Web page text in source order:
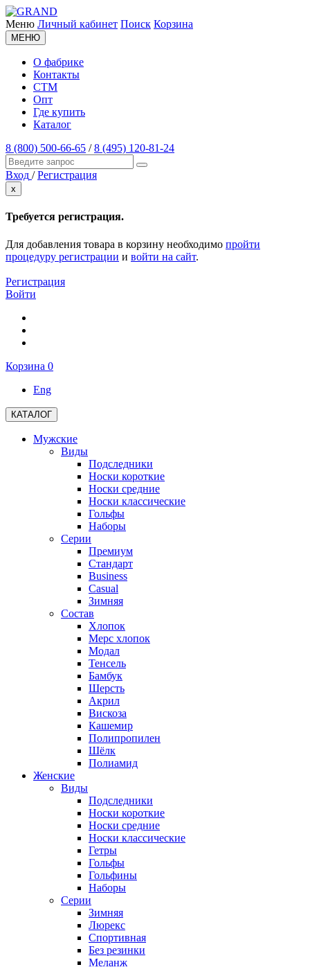
Меню Личный кабинет Поиск Корзина
МЕНЮ
О фабрике
Контакты
СТМ
Опт
Где купить
Каталог
8 (800) 500-66-65 /8 (495) 120-81-24
Вход / Регистрация
x
Требуется регистрация.
Для добавления товара в корзину необходимо пройти
процедуру регистрации и войти на сайт.
Регистрация
Войти
Корзина 0
Eng
КАТАЛОГ
Мужские
Виды
Подследники
Носки короткие
Носки средние
Носки классические
Гольфы
Наборы
Серии
Премиум
Стандарт
Business
Casual
Зимняя
Состав
Хлопок
Мерс хлопок
Модал
Тенсель
Бамбук
Шерсть
Акрил
Вискоза
Кашемир
Полипропилен
Шёлк
Полиамид
Женские
Виды
Подследники
Носки короткие
Носки средние
Носки классические
Гетры
Гольфы
Гольфины
Наборы
Серии
Зимняя
Люрекс
Спортивная
Без резинки
Меланж